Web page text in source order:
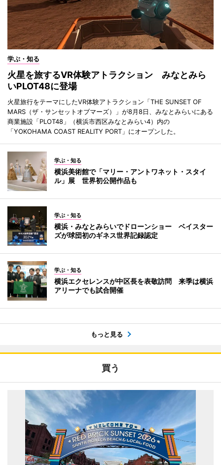
学ぶ・知る
火星を旅するVR体験アトラクション みなとみら
いPLOT48に登場
火星旅行をテーマにしたVR体験アトラクション「THE SUNSET OF
MARS（ザ・サンセットオブマーズ）」が8月8日、みなとみらいにある
商業施設「PLOT48」（横浜市西区みなとみらい4）内の
「YOKOHAMA COAST REALITY PORT」にオープンした。
学ぶ・知る
横浜美術館で「マリー・アントワネット・スタイ
ル」展 世界初公開作品も
学ぶ・知る
横浜・みなとみらいでドローンショー ベイスター
ズが球団初のギネス世界記録認定
学ぶ・知る
横浜エクセレンスが中区長を表敬訪問 来季は横浜
アリーナでも試合開催
もっと見る
買う